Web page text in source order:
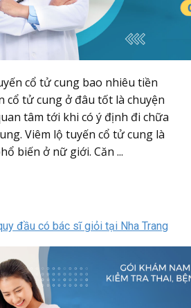
cổ tử cung bao nhiêu tiền
cổ tử cung ở đâu tốt là chuyện
tâm tới khi có ý định đi chữa
Viêm lộ tuyến cổ tử cung là
biến ở nữ giới. Căn ...
đầu có bác sĩ giỏi tại Nha Trang